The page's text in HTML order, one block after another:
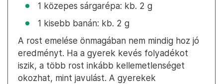
1 közepes sárgarépa: kb. 2 g
1 kisebb banán: kb. 2 g
A rost emelése önmagában nem mindig hoz jó
eredményt. Ha a gyerek kevés folyadékot
iszik, a több rost inkább kellemetlenséget
okozhat, mint javulást. A gyerekek